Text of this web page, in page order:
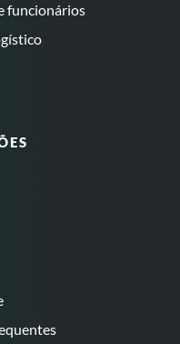
funcionários